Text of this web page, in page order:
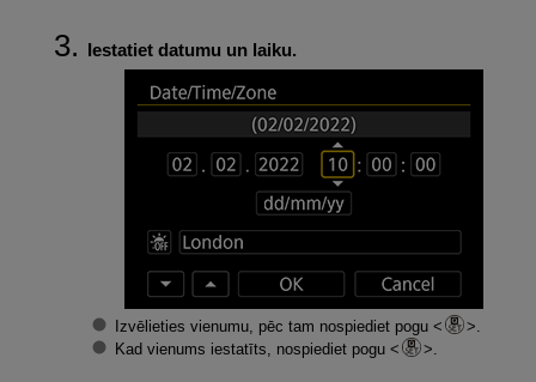
Iestatiet datumu un laiku.
Izvēlieties vienumu, pēc tam nospiediet pogu
Kad vienums iestatīts, nospiediet pogu